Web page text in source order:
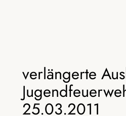
verlängerte
25.03.2011